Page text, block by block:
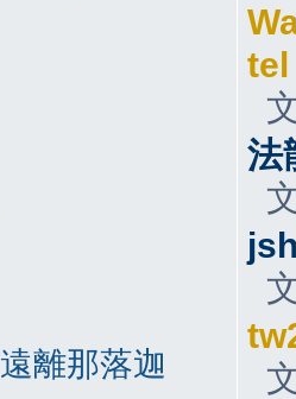
遠離那落迦
tel
法